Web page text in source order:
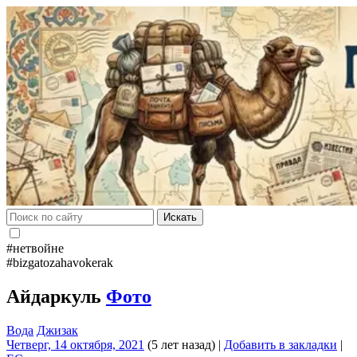
Искать
#нетвойне
#bizgatozahavokerak
Айдаркуль Фото
Вода Джизак
Четверг, 14 октября, 2021 (5 лет назад) | Добавить в закладки |